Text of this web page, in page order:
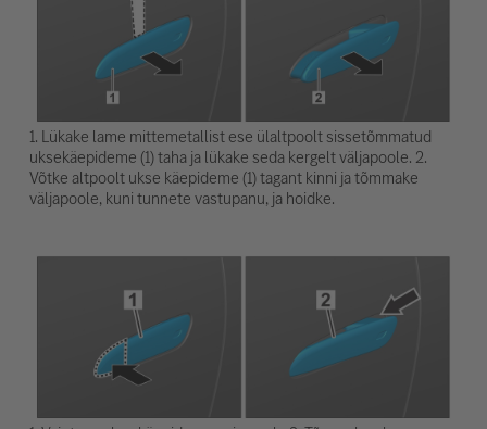
1. Lükake lame mittemetallist ese ülaltpoolt sissetõmmatud
uksekäepideme (1) taha ja lükake seda kergelt väljapoole. 2.
Võtke altpoolt ukse käepideme (1) tagant kinni ja tõmmake
väljapoole, kuni tunnete vastupanu, ja hoidke.